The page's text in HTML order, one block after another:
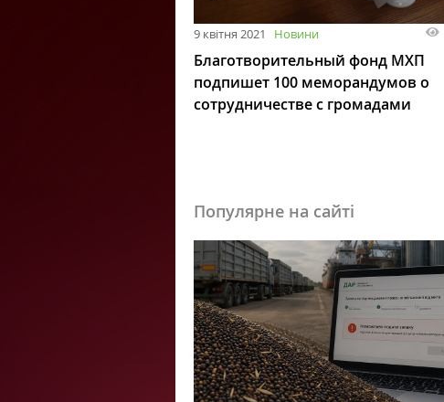
9 квітня 2021 Новини
Благотворительный фонд МХП
подпишет 100 меморандумов о
сотрудничестве с громадами
Популярне на сайті